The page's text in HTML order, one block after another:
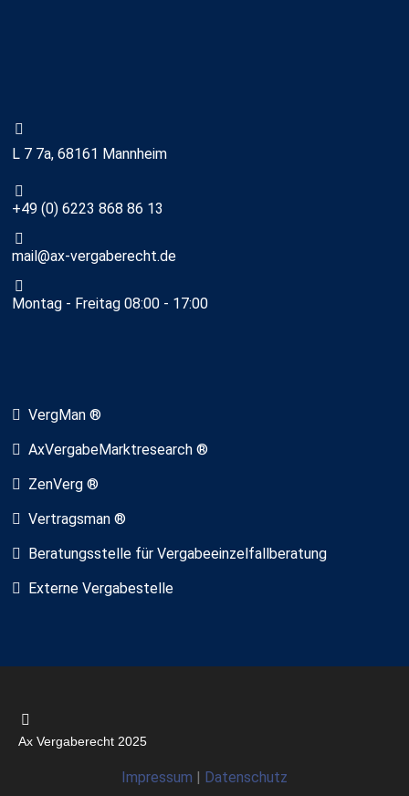
L 7 7a, 68161 Mannheim
+49 (0) 6223 868 86 13
mail@ax-vergaberecht.de
Montag - Freitag 08:00 - 17:00
VergMan ®
AxVergabeMarktresearch ®
ZenVerg ®
Vertragsman ®
Beratungsstelle für Vergabeeinzelfallberatung
Externe Vergabestelle
Ax Vergaberecht 2025
Impressum Datenschutz